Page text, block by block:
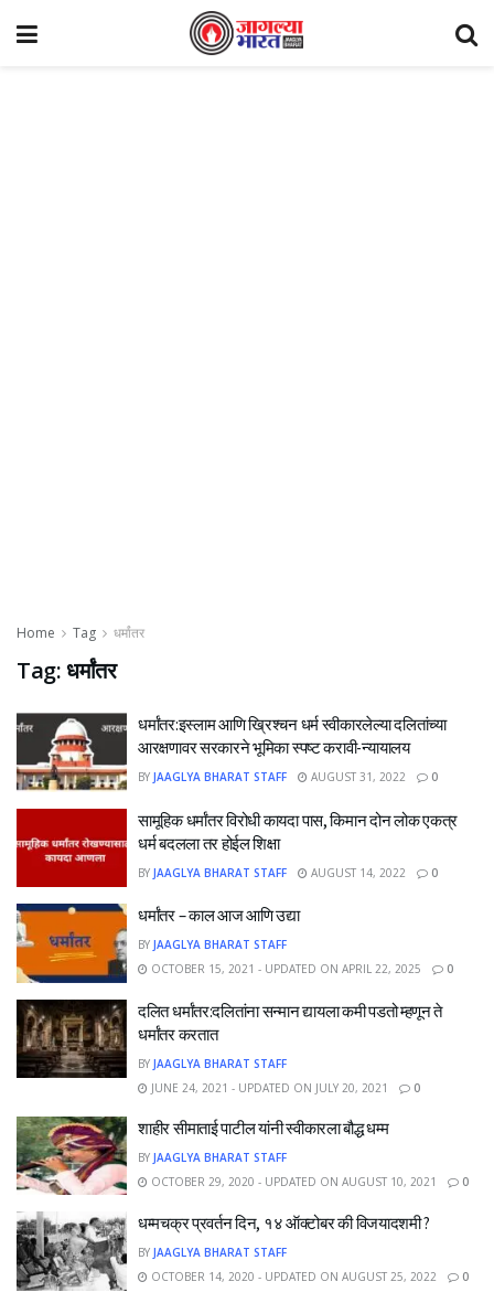
Home Tag धर्मांतर
Tag:धर्मांतर
धर्मांतर:इस्लाम आणि ख्रिश्चन धर्म स्वीकारलेल्या दलितांच्या
आरक्षणावर सरकारने भूमिका स्पष्ट करावी-न्यायालय
BY JAAGLYA BHARAT STAFF AUGUST 31, 2022 0
सामूहिक धर्मांतर विरोधी कायदा पास, किमान दोन लोक एकत्र
धर्म बदलला तर होईल शिक्षा
BY JAAGLYA BHARAT STAFF AUGUST 14, 2022 0
धर्मांतर – काल आज आणि उद्या
BY JAAGLYA BHARAT STAFF
OCTOBER 15, 2021 - UPDATED ON APRIL 22, 2025
0
दलित धर्मांतर:दलितांना सन्मान द्यायला कमी पडतो म्हणून ते
धर्मांतर करतात
BY JAAGLYA BHARAT STAFF
JUNE 24, 2021 - UPDATED ON JULY 20, 2021
0
शाहीर सीमाताई पाटील यांनी स्वीकारला बौद्ध धम्म
BY JAAGLYA BHARAT STAFF
OCTOBER 29, 2020 - UPDATED ON AUGUST 10, 2021
0
धम्मचक्र प्रवर्तन दिन, १४ ऑक्टोबर की विजयादशमी ?
BY JAAGLYA BHARAT STAFF
OCTOBER 14, 2020 - UPDATED ON AUGUST 25, 2022
0